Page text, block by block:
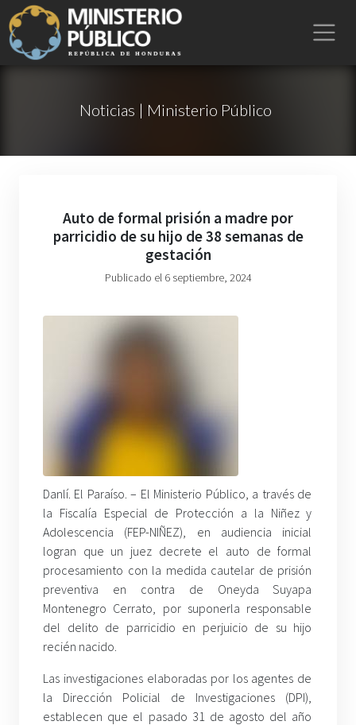
Noticias | Ministerio Público
Auto de formal prisión a madre por
parricidio de su hijo de 38 semanas de
gestación
Publicado el 6 septiembre, 2024
Danlí. El Paraíso. – El Ministerio Público, a través de
la Fiscalía Especial de Protección a la Niñez y
Adolescencia (FEP-NIÑEZ), en audiencia inicial
logran que un juez decrete el auto de formal
procesamiento con la medida cautelar de prisión
preventiva en contra de Oneyda Suyapa
Montenegro Cerrato, por suponerla responsable
del delito de parricidio en perjuicio de su hijo
recién nacido.
Las investigaciones elaboradas por los agentes de
la Dirección Policial de Investigaciones (DPI),
establecen que el pasado 31 de agosto del año